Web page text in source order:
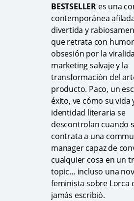
BESTSELLER es una
contemporánea
divertida y
que retrata con
obsesión por la
marketing salvaje y la
transformación del
producto. Paco, un
éxito, ve cómo su vida
identidad literaria se
descontrolan cuando
contrata a una
manager capaz de
cualquier cosa en un
topic… incluso una
feminista sobre Lorca
jamás escribió.